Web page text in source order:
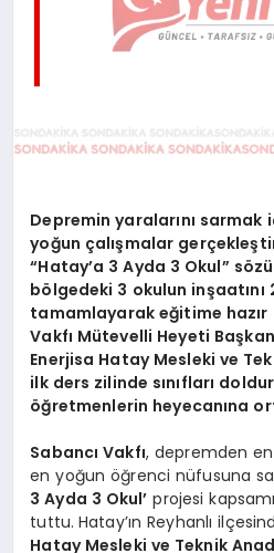
Depremin yaralarını sarmak
yoğun çalışmalar
“Hatay’a 3 Ayda 3 Okul”
bölgedeki 3 okulun inşaatını
tamamlayarak eğitime hazır
Vakfı Mütevelli Heyeti
Enerjisa Hatay Mesleki ve
ilk ders zilinde sınıfları
öğretmenlerin heyecanına
Sabancı Vakfı, depremden en
en yoğun öğrenci nüfusuna
3 Ayda 3 Okul’ projesi
tuttu. Hatay’ın Reyhanlı
Hatay Mesleki ve Teknik